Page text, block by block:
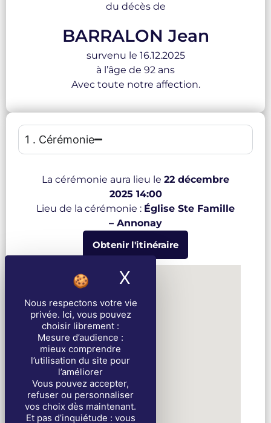
Nous respectons votre vie
privée. Ici, vous pouvez
choisir librement :
Mesure d’audience :
mieux comprendre
l’utilisation du site pour
l’améliorer
Vous pouvez accepter,
refuser ou personnaliser
vos choix dès maintenant.
Et pas d’inquiétude : vous
X
du décès de
BARRALON Jean
survenu le 16.12.2025
à l’âge de 92 ans
Avec toute notre affection.
1 . Cérémonie
La cérémonie aura lieu le 22 décembre
2025 14:00
Lieu de la cérémonie : Église Ste Famille
– Annonay
Obtenir l'itinéraire